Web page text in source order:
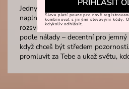
Jedny pro každý den, druhé pro
naplno. Náušnice VUCH jsou
rozsvítit i obyčejný den a dodat Ti
podle nálady – decentní pro
když chceš být středem
promluvit za Tebe a ukaž světu,
PŘIHLÁSIT
Sleva platí pouze pro nově
kombinovat s jinými slevovými kódy.
kdykoliv odhlásit.